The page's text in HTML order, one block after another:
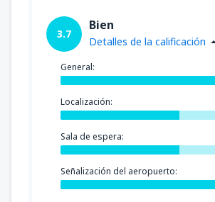
3.7
Bien
Detalles de la calificación
General:
Localización:
Sala de espera:
Señalización del aeropuerto: